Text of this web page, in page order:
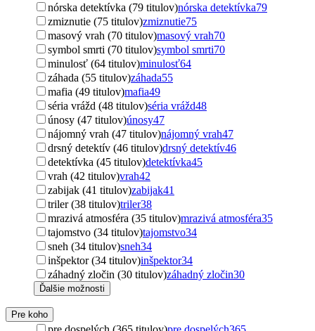
nórska detektívka (79 titulov)nórska detektívka79
zmiznutie (75 titulov)zmiznutie75
masový vrah (70 titulov)masový vrah70
symbol smrti (70 titulov)symbol smrti70
minulosť (64 titulov)minulosť64
záhada (55 titulov)záhada55
mafia (49 titulov)mafia49
séria vrážd (48 titulov)séria vrážd48
únosy (47 titulov)únosy47
nájomný vrah (47 titulov)nájomný vrah47
drsný detektív (46 titulov)drsný detektív46
detektívka (45 titulov)detektívka45
vrah (42 titulov)vrah42
zabijak (41 titulov)zabijak41
triler (38 titulov)triler38
mrazivá atmosféra (35 titulov)mrazivá atmosféra35
tajomstvo (34 titulov)tajomstvo34
sneh (34 titulov)sneh34
inšpektor (34 titulov)inšpektor34
záhadný zločin (30 titulov)záhadný zločin30
Ďalšie možnosti
Pre koho